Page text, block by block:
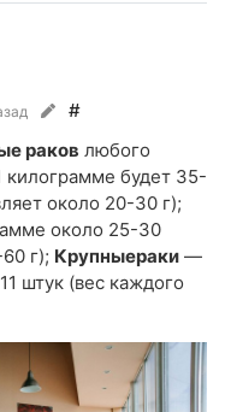
#
раков любого
килограмме будет 35-
около 20-30 г);
около 25-30
г); Крупныераки —
штук (вес каждого